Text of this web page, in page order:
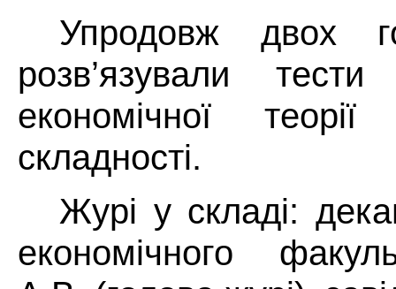
Упродовж двох
розв’язували
економічної
складності.
Журі у складі:
економічного